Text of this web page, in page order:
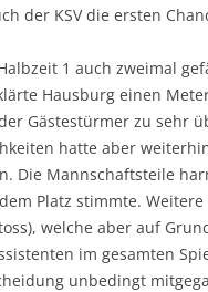
der KSV die ersten
1 auch zweimal
Hausburg einen
Gästestürmer zu sehr
hatte aber
Die Mannschaftsteile
Platz stimmte.
welche aber auf
im gesamten
unbedingt